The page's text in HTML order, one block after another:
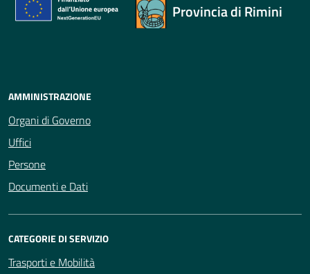
Provincia di Rimini
AMMINISTRAZIONE
Organi di Governo
Uffici
Persone
Documenti e Dati
CATEGORIE DI SERVIZIO
Trasporti e Mobilità